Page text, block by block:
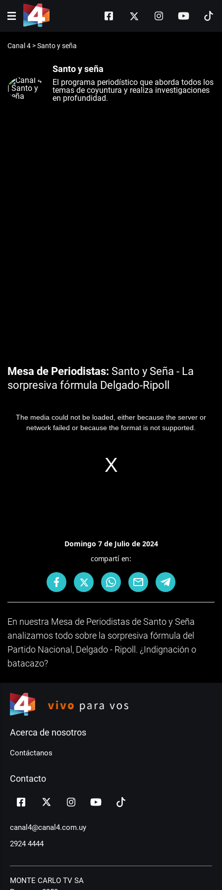
Canal 4 >Santo y seña
Santo y seña
El programa periodístico que aborda todos los
temas de coyuntura y realiza investigaciones
en profundidad.
Mesa de Periodistas Santo y Seña - La
sorpresiva fórmula Delgado-Ripoll
The media could not be loaded, either because the server or
network failed or because the format is not supported.
Domingo 7 de Julio de 2024
compartí en:
En nuestra Mesa de Periodistas de Santo y Seña
analizamos todo sobre la sorpresiva fórmula del
Partido Nacional, Delgado - Ripoll. ¿Indignación o
batacazo?
Acerca de nosotros
Contáctanos
Contacto
canal4@canal4.com.uy
2924 4444
MONTE CARLO TV SA